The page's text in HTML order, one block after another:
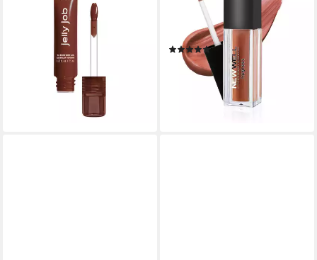
BODIED SHINE GLOSS, no
Filler -pflegender Gloss für
optisch vollere Lippen
(1.598,67 €/ 1 l)
lieferbar - in 1-2 Werktagen bei dir
24 Stunden Halt, Pflegt und
schütz gleichzeitig die Lippen
(1)
10,90 €
(181,67 €/ 100 ml)
lieferbar - in 2-3 Werktagen bei dir
+1